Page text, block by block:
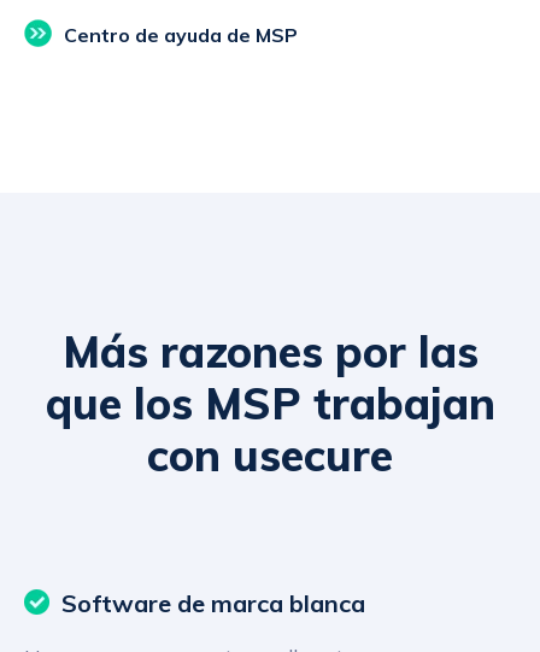
Centro de ayuda de MSP
Más razones por las
que los MSP trabajan
con usecure
Software de marca blanca